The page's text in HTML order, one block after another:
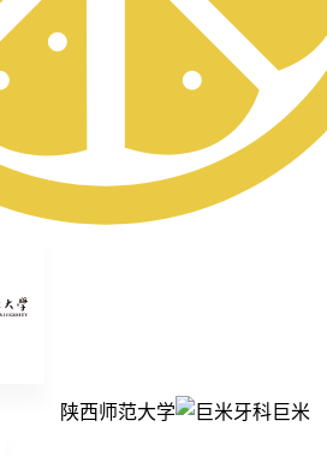
陕西师范大学 巨米